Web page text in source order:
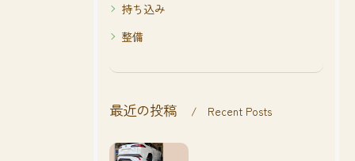
持ち込み
整備
最近の投稿 Recent Posts